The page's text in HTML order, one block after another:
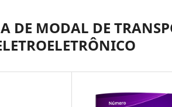
DE MODAL DE